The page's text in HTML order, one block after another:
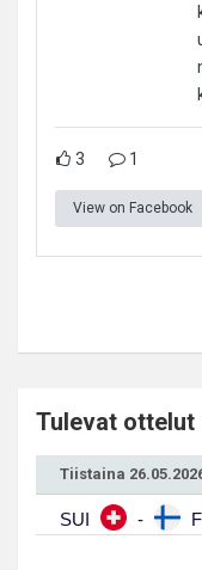
3 1
View on Facebook
Tulevat ottelut
Tiistaina
SUI -